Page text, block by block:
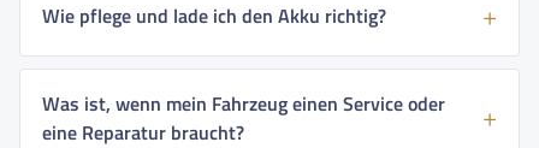
Wie pflege und lade ich den Akku richtig?
Was ist, wenn mein Fahrzeug einen Service oder
eine Reparatur braucht?